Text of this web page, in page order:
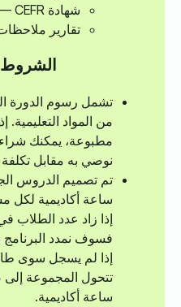
شهادة CEFR — معترف بها عالميًا
تقارير
الشروط
تشمل رسوم الدورة
من المواد
مطبوعة، يمكنك
نوصي به مقابل
إذا لم يسجل سوى
ساعة أكاديمية.